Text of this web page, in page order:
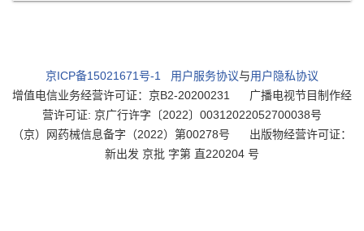
京ICP备15021671号-1 用户服务协议与用户隐私协议
增值电信业务经营许可证：京B2-20200231
广播电视节目制作经
营许可证: 京广行许字〔2022〕00312022052700038号
（京）网药械信息备字（2022）第00278号
出版物经营许可证：
新出发 京批 字第 直220204 号